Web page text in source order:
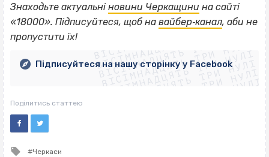
Знаходьте актуальні новини Черкащини на сайті
«18000». Підписуйтеся, щоб на вайбер‐канал, аби не
пропустити їх!
ВІСІМНАДЦЯТЬ ТРИ НУЛІ
ВІСІМНАДЦЯТЬ ТРИ НУЛІ
ВІСІМНАДЦЯТЬ ТРИ НУЛІ
ВІСІМНАДЦЯТЬ ТРИ НУЛІ
ВІСІМНАДЦЯТЬ ТРИ НУЛІ
ВІСІМНАДЦЯТЬ ТРИ НУЛІ
ВІСІМНАДЦЯТЬ ТРИ НУЛІ
ВІСІМНАДЦЯТЬ ТРИ НУЛІ
Підписуйтеся на нашу сторінку у Facebook
Поділитись статтею
Tagged
Черкаси